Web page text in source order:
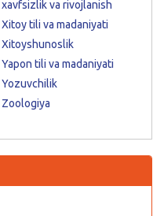
xavfsizlik va rivojlanish
Xitoy tili va madaniyati
Xitoyshunoslik
Yapon tili va madaniyati
Yozuvchilik
Zoologiya